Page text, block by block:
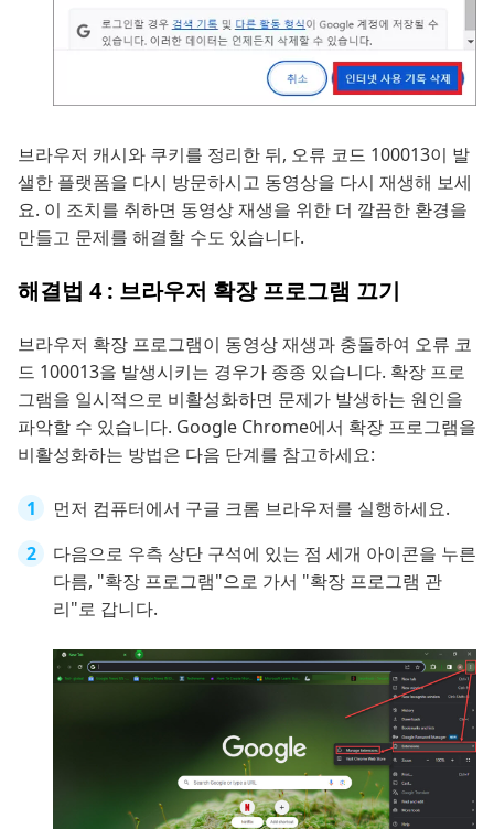
브라우저 캐시와 쿠키를 정리한 뒤, 오류 코드 100013이 발
샐한 플랫폼을 다시 방문하시고 동영상을 다시 재생해 보세
요. 이 조치를 취하면 동영상 재생을 위한 더 깔끔한 환경을
만들고 문제를 해결할 수도 있습니다.
해결법 4 : 브라우저 확장 프로그램 끄기
브라우저 확장 프로그램이 동영상 재생과 충돌하여 오류 코
드 100013을 발생시키는 경우가 종종 있습니다. 확장 프로
그램을 일시적으로 비활성화하면 문제가 발생하는 원인을
파악할 수 있습니다. Google Chrome에서 확장 프로그램을
비활성화하는 방법은 다음 단계를 참고하세요:
먼저 컴퓨터에서 구글 크롬 브라우저를 실행하세요.
다음으로 우측 상단 구석에 있는 점 세개 아이콘을 누른
다름, "확장 프로그램"으로 가서 "확장 프로그램 관
리"로 갑니다.